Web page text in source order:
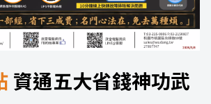
資通五大省錢神功武